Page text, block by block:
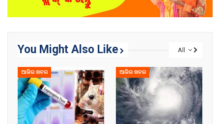
All
You Might Also Like
ଆଜିର ଖବର ଆଜିର ଖବର